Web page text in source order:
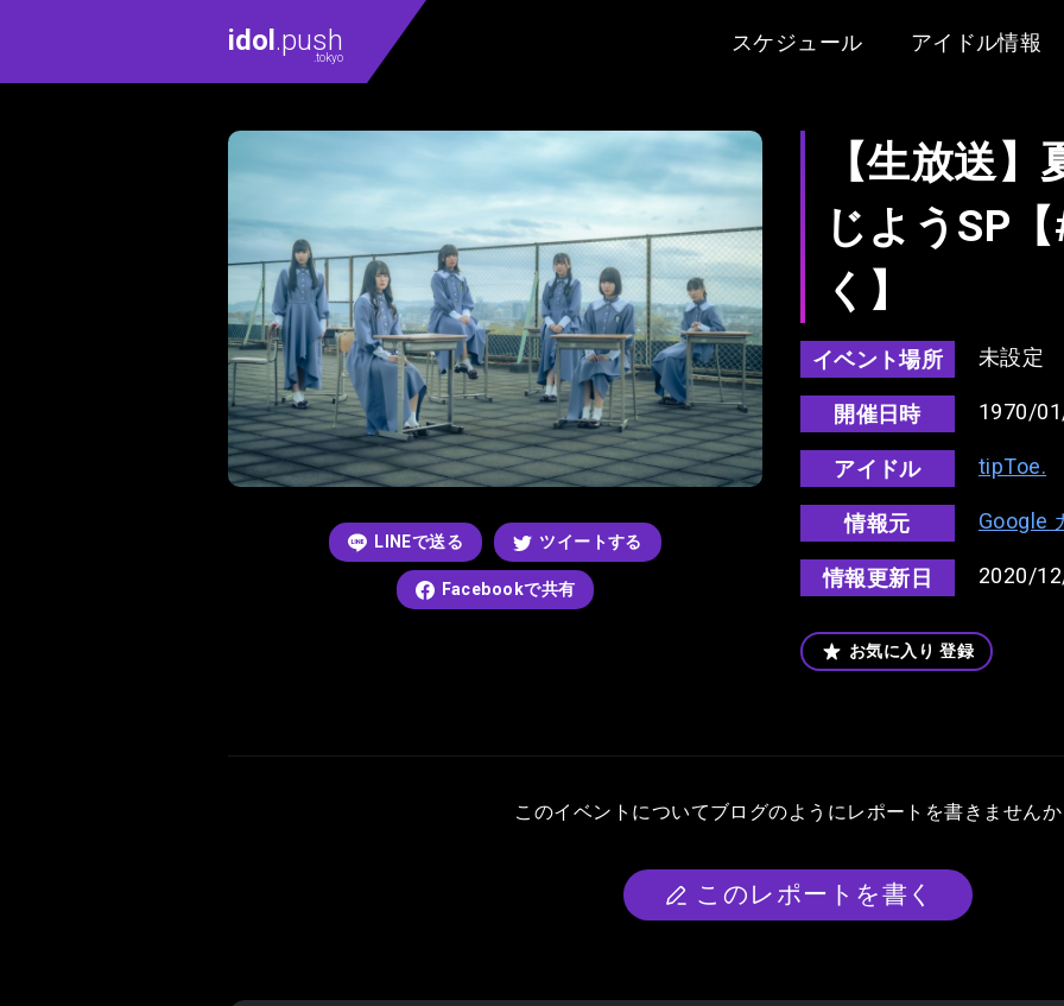
idol .push
.tokyo
スケジュール アイドル情報
LINEで送る ツイートする
Facebookで共有
【生放送
じようSP
く】
イベント場所 未設定
開催日時 1970/
アイドル tipToe.
情報元 Google
情報更新日 2020/
お気に入り 登録
このイベントについてブログのようにレポートを書きませんか
このレポートを書く